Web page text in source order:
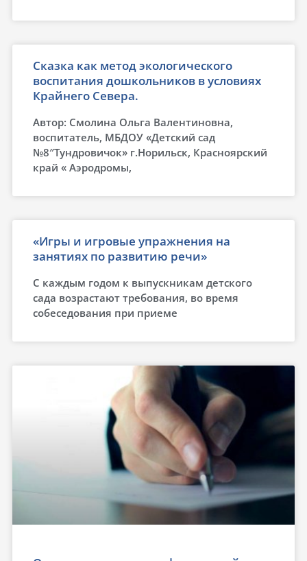
Сказка как метод экологического
воспитания дошкольников в условиях
Крайнего Севера.
Автор: Смолина Ольга Валентиновна,
воспитатель, МБДОУ «Детский сад
№8″Тундровичок» г.Норильск, Красноярский
край « Аэродромы,
«Игры и игровые упражнения на
занятиях по развитию речи»
С каждым годом к выпускникам детского
сада возрастают требования, во время
собеседования при приеме